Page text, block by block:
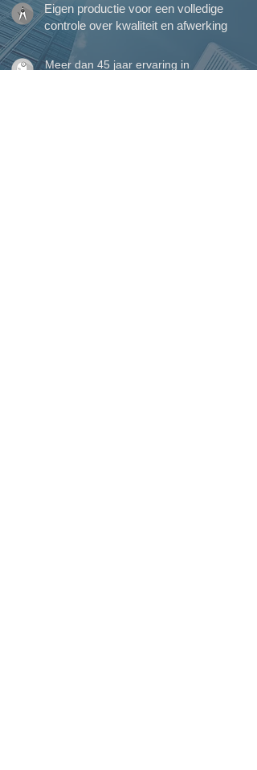
Eigen productie voor een volledige
controle over kwaliteit en afwerking
Meer dan 45 jaar ervaring in